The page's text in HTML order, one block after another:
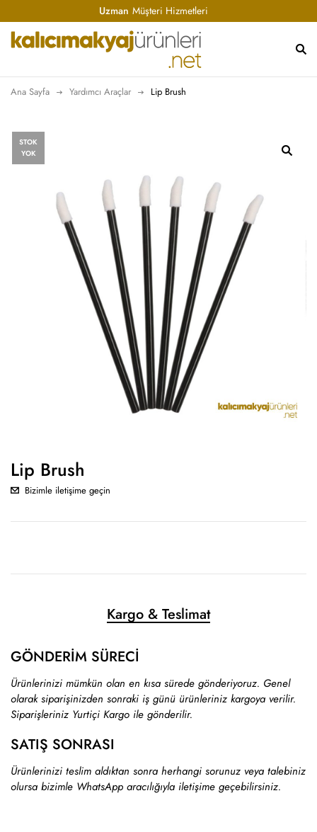
Uzman Müşteri Hizmetleri
Ana Sayfa Yardımcı Araçlar Lip Brush
STOK
YOK
Lip Brush
Bizimle iletişime geçin
Kargo & Teslimat
GÖNDERİM SÜRECİ
Ürünlerinizi mümkün olan en kısa sürede gönderiyoruz. Genel
olarak siparişinizden sonraki iş günü ürünleriniz kargoya verilir.
Siparişleriniz Yurtiçi Kargo ile gönderilir.
SATIŞ SONRASI
Ürünlerinizi teslim aldıktan sonra herhangi sorunuz veya talebiniz
olursa bizimle WhatsApp aracılığıyla iletişime geçebilirsiniz.